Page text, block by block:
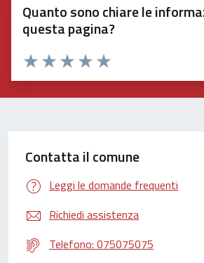
Quanto sono chiare le
questa pagina?
Valuta 5 stelle su 5
Valuta 4 stelle su 5
Valuta 3 stelle su 5
Valuta 2 stelle su 5
Valuta 1 stelle su 5
Contatta il comune
Leggi le domande frequenti
Richiedi assistenza
Telefono: 075075075